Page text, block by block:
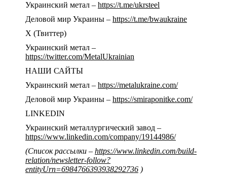
Украинский метал – https://t.me/ukrsteel
Деловой мир Украины – https://t.me/bwaukraine
Х (Твиттер)
Украинский метал –
https://twitter.com/MetalUkrainian
НАШИ САЙТЫ
Украинский метал – https://metalukraine.com/
Деловой мир Украины – https://smiraponitke.com/
LINKEDIN
Украинский металлургический завод –
https://www.linkedin.com/company/19144986/
(Список рассылки – https://www.linkedin.com/build-
relation/newsletter-follow?
entityUrn=6984766393938292736 )